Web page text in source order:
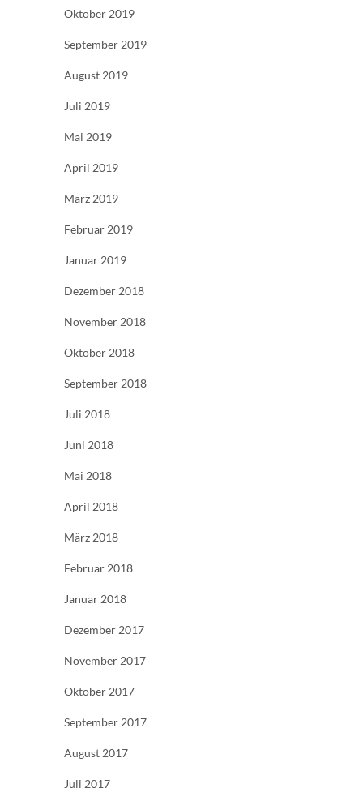
Oktober 2019
September 2019
August 2019
Juli 2019
Mai 2019
April 2019
März 2019
Februar 2019
Januar 2019
Dezember 2018
November 2018
Oktober 2018
September 2018
Juli 2018
Juni 2018
Mai 2018
April 2018
März 2018
Februar 2018
Januar 2018
Dezember 2017
November 2017
Oktober 2017
September 2017
August 2017
Juli 2017